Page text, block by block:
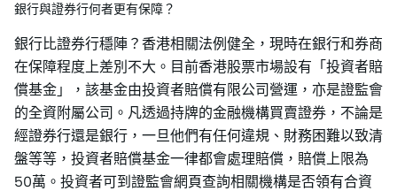
銀行與證券行何者更有保障？
銀行比證券行穩陣？香港相關法例健全，現時在銀行和券商
在保障程度上差別不大。目前香港股票市場設有「投資者賠
償基金」，該基金由投資者賠償有限公司營運，亦是證監會
的全資附屬公司。凡透過持牌的金融機構買賣證券，不論是
經證券行還是銀行，一旦他們有任何違規、財務困難以致清
盤等等，投資者賠償基金一律都會處理賠償，賠償上限為
50萬。投資者可到證監會網頁查詢相關機構是否領有合資